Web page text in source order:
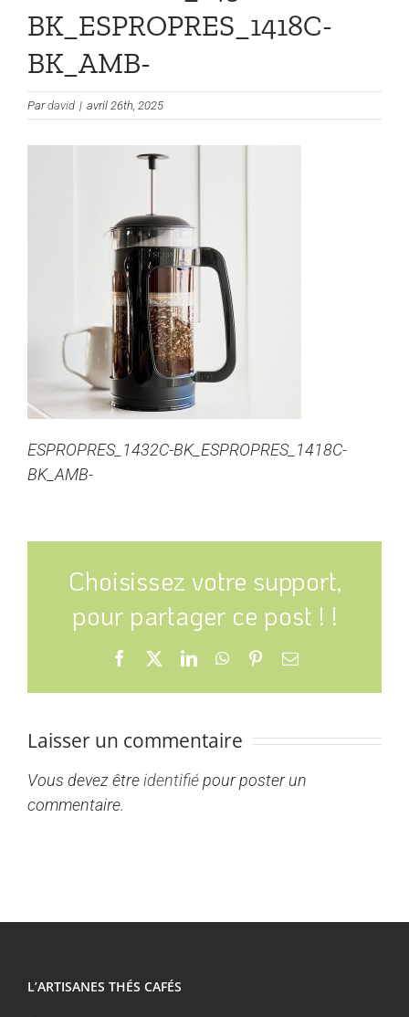
BK_ESPROPRES_1418C-
BK_AMB-
Pardavid | avril 26th, 2025
ESPROPRES_1432C-BK_ESPROPRES_1418C-
BK_AMB-
Choisissez votre support,
pour partager ce post ! !
Facebook
X LinkedInWhatsApp
PinterestEmail
Laisser un commentaire
Vous devez êtreidentifiépour poster un
commentaire.
L’ARTISANES THÉS CAFÉS